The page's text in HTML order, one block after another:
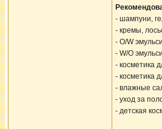
- шампуни,
- кремы,
- O/W
- W/O
- косметика
- косметика
- влажные
- уход за
- детская